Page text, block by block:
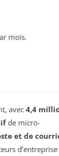
mois.
avec4,4
de micro-
et de